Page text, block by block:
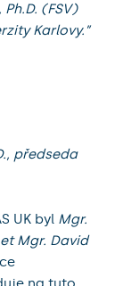
(FSV)
Karlovy.”
předseda
UK byl Mgr.
Mgr. David